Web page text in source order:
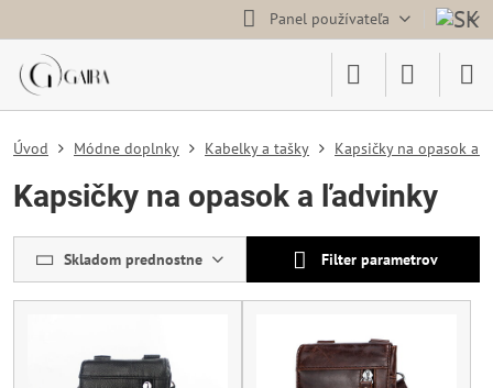
Panel používateľa
Úvod Módne doplnky Kabelky a tašky Kapsičky na opasok a
Kapsičky na opasok a ľadvinky
Skladom prednostne Filter parametrov